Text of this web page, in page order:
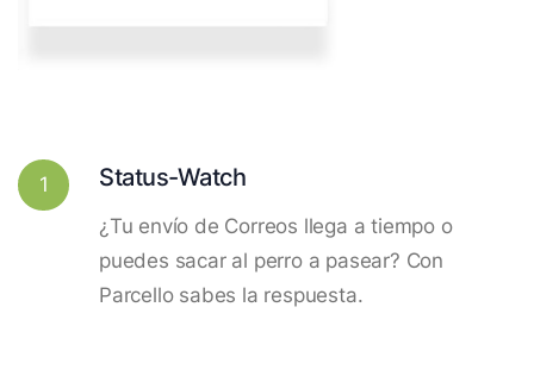
1 Status-Watch
¿Tu envío de Correos llega a tiempo o
puedes sacar al perro a pasear? Con
Parcello sabes la respuesta.